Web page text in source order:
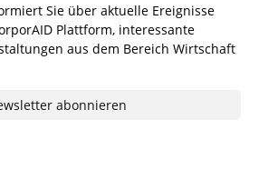
Sie über aktuelle Ereignisse
Plattform, interessante
aus dem Bereich Wirtschaft
abonnieren